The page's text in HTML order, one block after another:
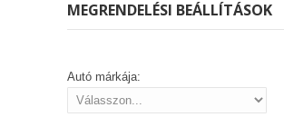
MEGRENDELÉSI BEÁLLÍTÁSOK
Autó márkája: